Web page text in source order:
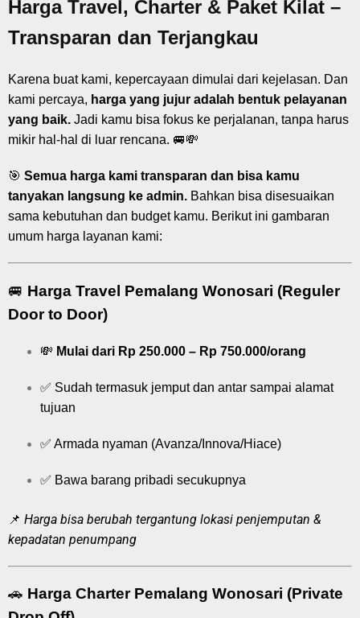
Harga Travel, Charter & Paket Kilat –
Transparan dan Terjangkau
Karena buat kami, kepercayaan dimulai dari kejelasan. Dan
kami percaya, harga yang jujur adalah bentuk pelayanan
yang baik. Jadi kamu bisa fokus ke perjalanan, tanpa harus
mikir hal-hal di luar rencana. 🚐💸
🎯 Semua harga kami transparan dan bisa kamu
tanyakan langsung ke admin. Bahkan bisa disesuaikan
sama kebutuhan dan budget kamu. Berikut ini gambaran
umum harga layanan kami:
🚐 Harga Travel Pemalang Wonosari (Reguler
Door to Door)
💸 Mulai dari Rp 250.000 – Rp 750.000/orang
✅ Sudah termasuk jemput dan antar sampai alamat
tujuan
✅ Armada nyaman (Avanza/Innova/Hiace)
✅ Bawa barang pribadi secukupnya
📌 Harga bisa berubah tergantung lokasi penjemputan &
kepadatan penumpang
🚗 Harga Charter Pemalang Wonosari (Private